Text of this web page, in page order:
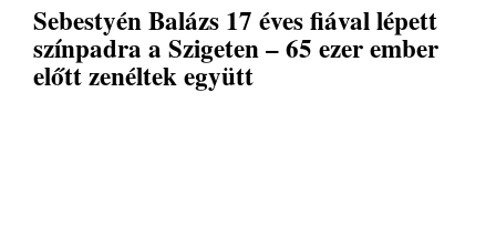
Sebestyén Balázs 17 éves fiával lépett
színpadra a Szigeten – 65 ezer ember
előtt zenéltek együtt